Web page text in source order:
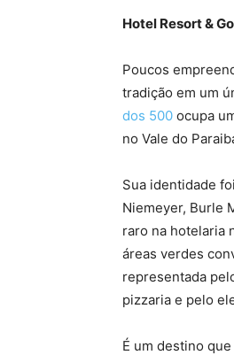
Hotel Resort &
Poucos
tradição em um
dos 500 ocupa
no Vale do
Sua identidade
Niemeyer, Burle
raro na hotelaria
áreas verdes
representada
pizzaria e pelo
É um destino